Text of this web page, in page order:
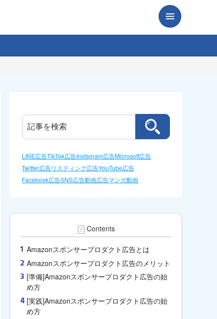
LINE広告TikTok広告Instagram広告Microsoft広告
Twitter広告リスティング広告YouTube広告
Facebook広告SNS広告動画広告マンガ動画
Contents
Amazonスポンサープロダクト広告とは
Amazonスポンサープロダクト広告のメリット
[準備]Amazonスポンサープロダクト広告の始
め方
[実践]Amazonスポンサープロダクト広告の始
め方